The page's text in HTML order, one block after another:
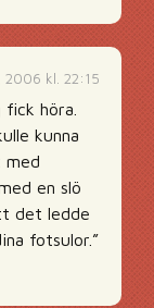
2006 kl. 22:15
höra.
kunna
en slö
det ledde
fotsulor.”